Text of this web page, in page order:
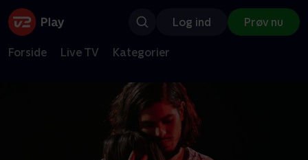
Log ind Prøv nu
Forside Live TV Kategorier